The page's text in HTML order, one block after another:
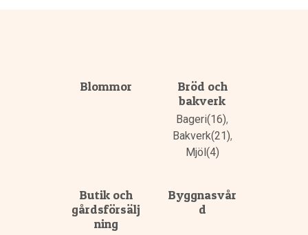
Blommor
Bröd och
bakverk
Bageri(16),
Bakverk(21),
Mjöl(4)
Butik och
gårdsförsälj
ning
Byggnasvår
d